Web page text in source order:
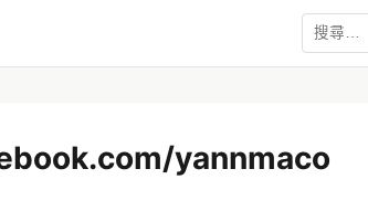
yannmaco